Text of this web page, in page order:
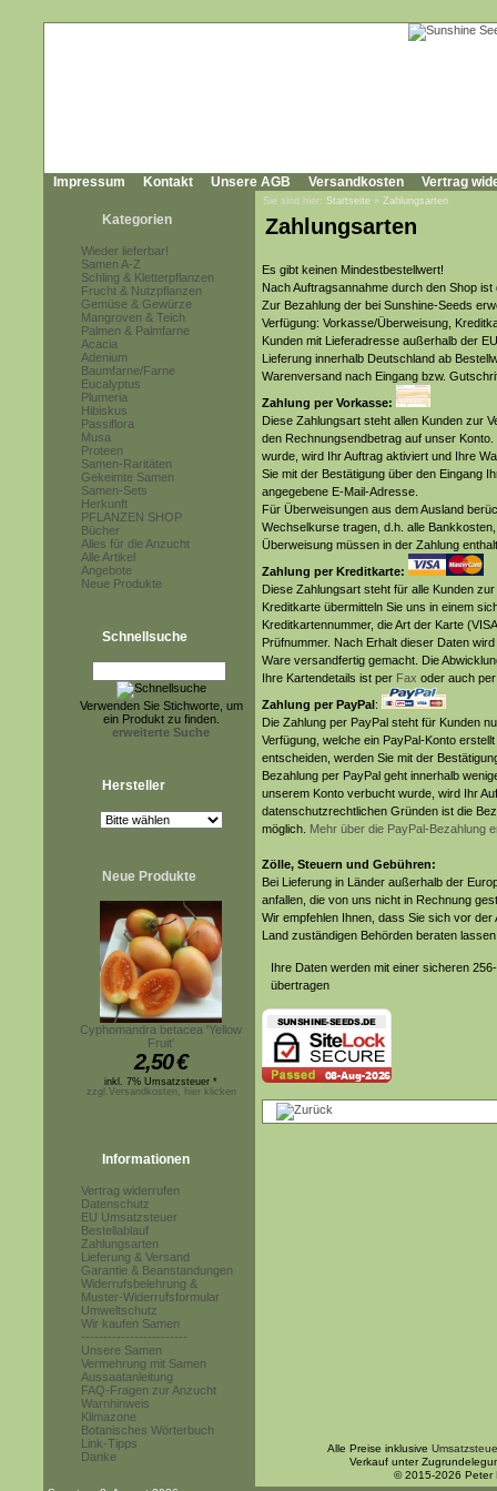
Impressum Kontakt Unsere AGB Versandkosten Vertrag
Kategorien
Wieder lieferbar!
Samen A-Z
Schling & Kletterpflanzen
Frucht & Nutzpflanzen
Gemüse & Gewürze
Mangroven & Teich
Palmen & Palmfarne
Acacia
Adenium
Baumfarne/Farne
Eucalyptus
Plumeria
Hibiskus
Passiflora
Musa
Proteen
Samen-Raritäten
Gekeimte Samen
Samen-Sets
Herkunft
PFLANZEN SHOP
Bücher
Alles für die Anzucht
Alle Artikel
Angebote
Neue Produkte
Schnellsuche
Verwenden Sie Stichworte, um
ein Produkt zu finden.
erweiterte Suche
Hersteller
Neue Produkte
Cyphomandra betacea 'Yellow
Fruit'
2,50€
inkl. 7% Umsatzsteuer *
zzgl.Versandkosten, hier klicken
Informationen
Vertrag widerrufen
Datenschutz
EU Umsatzsteuer
Bestellablauf
Zahlungsarten
Lieferung & Versand
Garantie & Beanstandungen
Widerrufsbelehrung &
Muster-Widerrufsformular
Umweltschutz
Wir kaufen Samen
------------------------
Unsere Samen
Vermehrung mit Samen
Aussaatanleitung
FAQ-Fragen zur Anzucht
Warnhinweis
Klimazone
Botanisches Wörterbuch
Link-Tipps
Danke
Sie sind hier: Startseite » Zahlungsarten
Zahlungsarten
Es gibt keinen Mindestbestellwert!
Nach Auftragsannahme durch den Shop
Zur Bezahlung der bei Sunshine-Seeds
Verfügung: Vorkasse/Überweisung,
Kunden mit Lieferadresse außerhalb der
Lieferung innerhalb Deutschland ab
Warenversand nach Eingang bzw.
Zahlung per Vorkasse:
Diese Zahlungsart steht allen Kunden zur
den Rechnungsendbetrag auf unser
wurde, wird Ihr Auftrag aktiviert und Ihre
Sie mit der Bestätigung über den Eingang
angegebene E-Mail-Adresse.
Für Überweisungen aus dem Ausland
Wechselkurse tragen, d.h. alle
Überweisung müssen in der Zahlung
Zahlung per Kreditkarte:
Diese Zahlungsart steht für alle Kunden
Kreditkarte übermitteln Sie uns in einem
Kreditkartennummer, die Art der Karte
Prüfnummer. Nach Erhalt dieser Daten
Ware versandfertig gemacht. Die
Ihre Kartendetails ist per Fax oder auch
Zahlung per PayPal:
Die Zahlung per PayPal steht für Kunden
Verfügung, welche ein PayPal-Konto
entscheiden, werden Sie mit der
Bezahlung per PayPal geht innerhalb
unserem Konto verbucht wurde, wird Ihr
datenschutzrechtlichen Gründen ist die
möglich. Mehr über die PayPal-Bezahlung
Zölle, Steuern und Gebühren:
Bei Lieferung in Länder außerhalb der
anfallen, die von uns nicht in Rechnung
Wir empfehlen Ihnen, dass Sie sich vor
Land zuständigen Behörden beraten
Ihre Daten werden mit einer sicheren
übertragen
Alle Preise inklusive
Verkauf unter
© 2015-2026 Peter